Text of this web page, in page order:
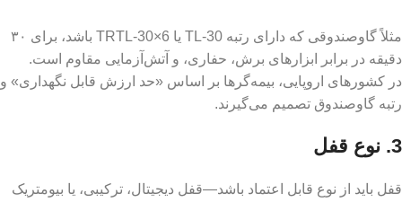
مثلاً گاوصندوقی که دارای رتبه TL‑30 یا TRTL‑30×6 باشد، برای ۳۰
دقیقه در برابر ابزارهای برش، حفاری، و آتش‌آزمایی مقاوم است.
در کشورهای اروپایی، بیمه‌گرها بر اساس «حد ارزش قابل نگهداری» و
رتبه گاوصندوق تصمیم می‌گیرند.
3. نوع قفل
قفل باید از نوع قابل اعتماد باشد—قفل دیجیتال، ترکیبی، یا بیومتریک